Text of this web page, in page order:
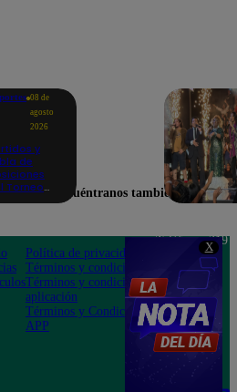
X
08 de
agosto
2026
y
de
Torneo
la fecha 4
Encuéntranos también en
Política de privacidad
Términos y condiciones
Términos y condiciones
aplicación
Términos y Condiciones
APP
Teléfono: 219
Av. San
Felipe 968
Jesús María